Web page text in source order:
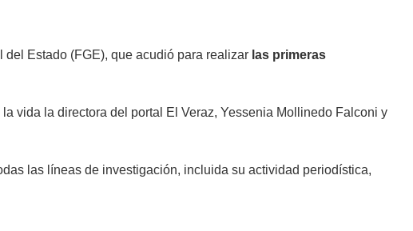
Estado (FGE), que acudió para realizar las primeras
vida la directora del portal El Veraz, Yessenia Mollinedo Falconi y
las líneas de investigación, incluida su actividad periodística,